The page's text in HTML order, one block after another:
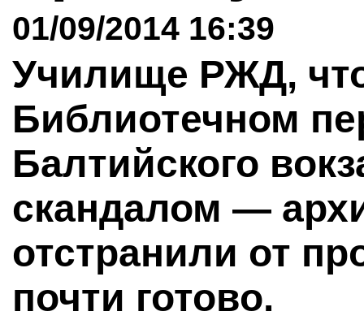
01/09/2014 16:39
Училище РЖД,
Библиотечном
Балтийского
скандалом —
отстранили от
почти готово.